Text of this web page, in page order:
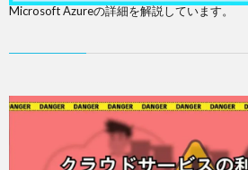
Microsoft Azureの詳細を解説しています。